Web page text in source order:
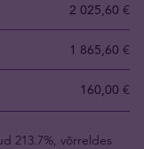
2 025,60 €
1 865,60 €
160,00 €
213.7%, võrreldes